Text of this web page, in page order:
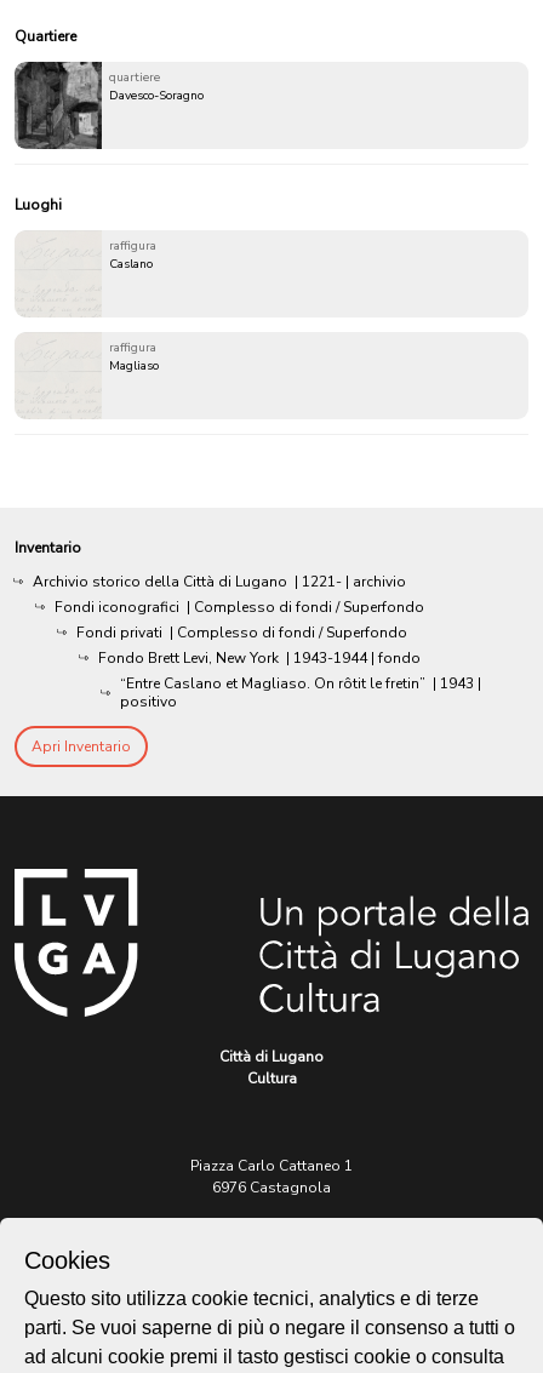
Quartiere
quartiere
Davesco-Soragno
Luoghi
raffigura
Caslano
raffigura
Magliaso
Inventario
Archivio storico della Città di Lugano | 1221- | archivio
Fondi iconografici | Complesso di fondi / Superfondo
Fondi privati | Complesso di fondi / Superfondo
Fondo Brett Levi, New York | 1943-1944 | fondo
“Entre Caslano et Magliaso. On rôtit le fretin” | 1943 |
positivo
Apri Inventario
Città di Lugano
Cultura
Piazza Carlo Cattaneo 1
6976 Castagnola
patrimonio@lugano.ch
t. +41 58 866 68 50
Cookies
Questo sito utilizza cookie tecnici, analytics e di terze
parti. Se vuoi saperne di più o negare il consenso a tutti o
ad alcuni cookie premi il tasto gestisci cookie o consulta